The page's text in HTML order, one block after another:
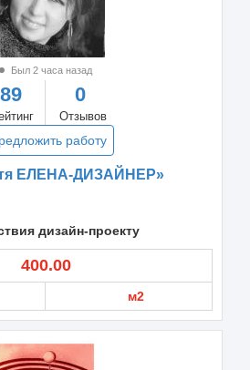
Был 2 часа назад
89 0
Отзывов
работу
ЕЛЕНА-ДИЗАЙНЕР»
дизайн-проекту
400.00
м2